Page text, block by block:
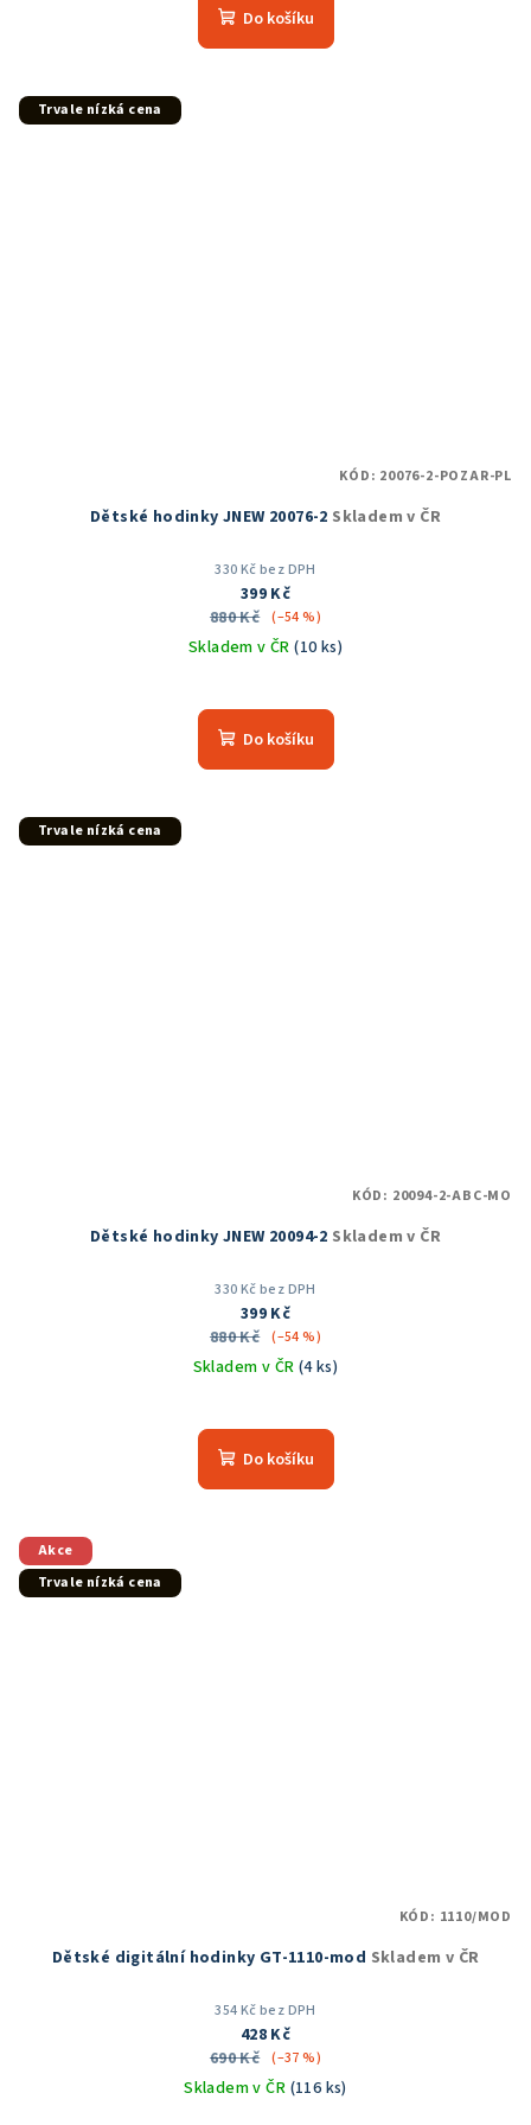
produktu
Do košíku
Trvale nízká cena
Dětské hodinky JNEW 20076-2 Skladem v ČR
330 Kč bez DPH
399 Kč
880 Kč (–54 %)
Skladem v ČR(10 ks)
Do košíku
KÓD: 20076-2-POZAR-PL
Trvale nízká cena
Dětské hodinky JNEW 20094-2 Skladem v ČR
330 Kč bez DPH
399 Kč
880 Kč (–54 %)
Skladem v ČR (4 ks)
hodnocení
produktu
Do košíku
KÓD: 20094-2-ABC-MO
Akce
Trvale nízká cena
Dětské digitální hodinky GT-1110-mod Skladem v ČR
354 Kč bez DPH
428 Kč
690 Kč (–37 %)
Skladem v ČR (116 ks)
KÓD: 1110/MOD